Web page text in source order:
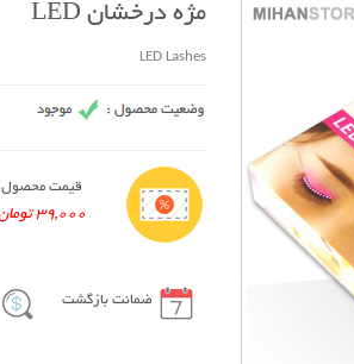
مژه درخشان LED
LED Lashes
قیمت محصول
39,000 تومان
ضمانت بازگشت